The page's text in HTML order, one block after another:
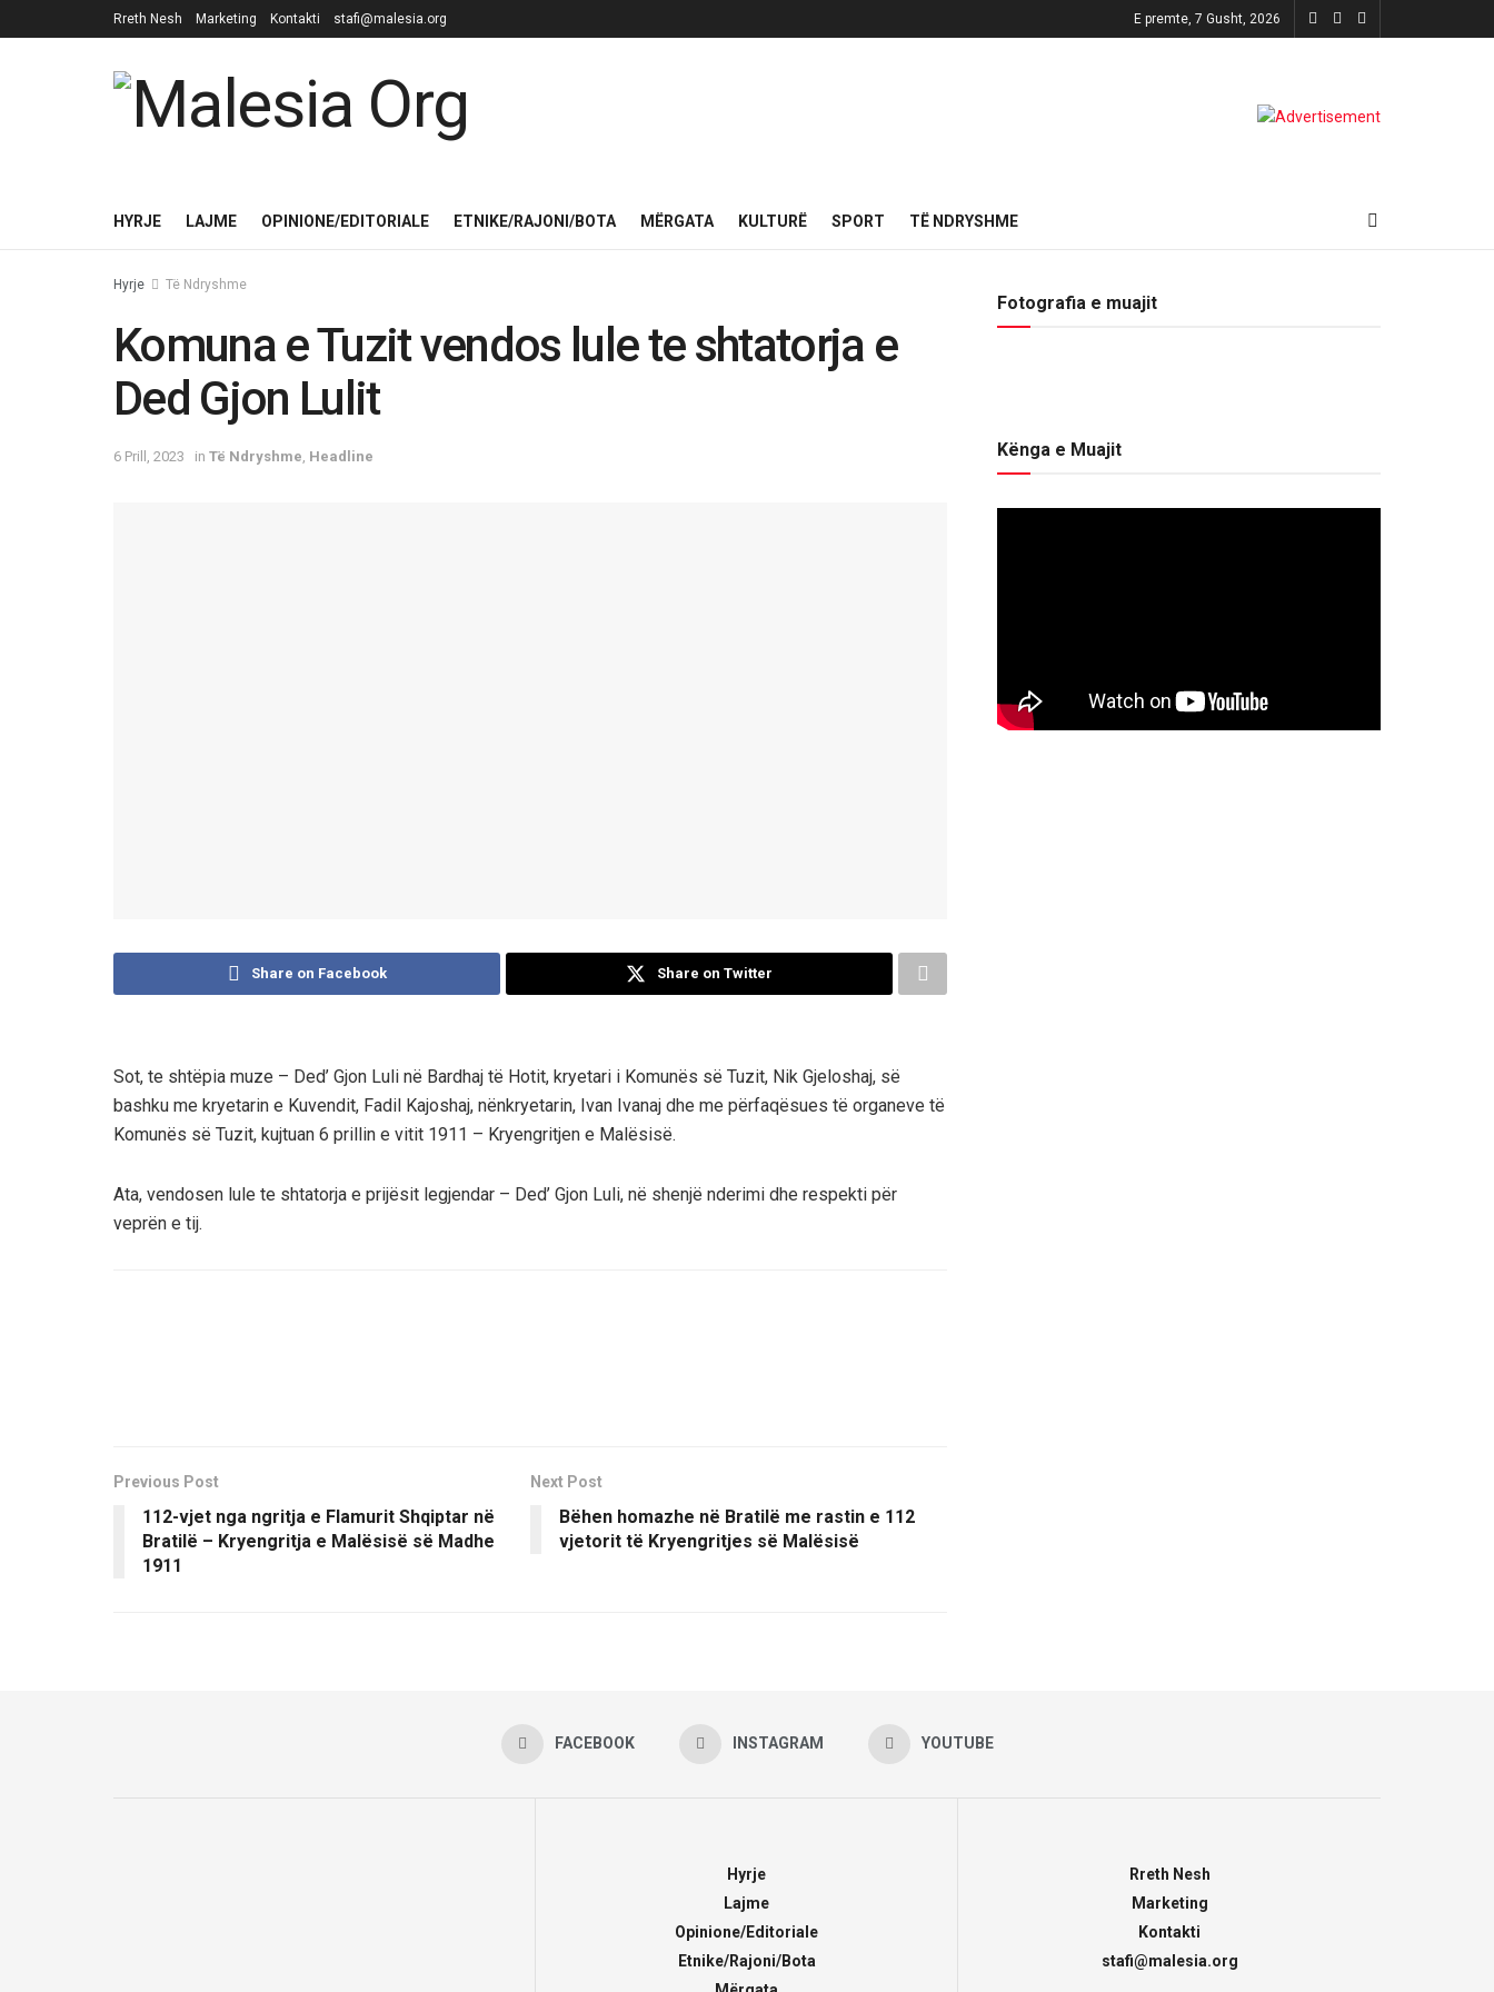
Rreth Nesh Marketing Kontakti stafi@malesia.org E premte, 7 Gusht, 2026
HYRJE LAJME OPINIONE/EDITORIALE ETNIKE/RAJONI/BOTA MËRGATA KULTURË SPORT TË NDRYSHME
Hyrje Të Ndryshme
Komuna e Tuzit vendos lule te shtatorja e
Ded Gjon Lulit
6 Prill, 2023 in Të Ndryshme Headline
Share on Facebook Share on Twitter
Sot, te shtëpia muze – Ded’ Gjon Luli në Bardhaj të Hotit, kryetari i Komunës së Tuzit, Nik Gjeloshaj, së
bashku me kryetarin e Kuvendit, Fadil Kajoshaj, nënkryetarin, Ivan Ivanaj dhe me përfaqësues të organeve të
Komunës së Tuzit, kujtuan 6 prillin e vitit 1911 – Kryengritjen e Malësisë.
Ata, vendosen lule te shtatorja e prijësit legjendar – Ded’ Gjon Luli, në shenjë nderimi dhe respekti për
veprën e tij.
Previous Post
112-vjet nga ngritja e Flamurit Shqiptar në
Bratilë – Kryengritja e Malësisë së Madhe
1911
Next Post
Bëhen homazhe në Bratilë me rastin e 112
vjetorit të Kryengritjes së Malësisë
Fotografia e muajit
Kënga e Muajit
FACEBOOK INSTAGRAM YOUTUBE
Hyrje
Lajme
Opinione/Editoriale
Etnike/Rajoni/Bota
Rreth Nesh
Marketing
Kontakti
stafi@malesia.org